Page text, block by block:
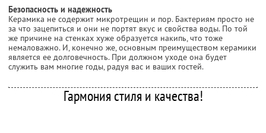
Безопасность и надежность
Керамика не содержит микротрещин и пор. Бактериям просто не
за что зацепиться и они не портят вкус и свойства воды. По той
же причине на стенках хуже образуется накипь, что тоже
немаловажно. И, конечно же, основным преимуществом керамики
является ее долговечность. При должном уходе она будет
служить вам многие годы, радуя вас и ваших гостей.
Гармония стиля и качества!